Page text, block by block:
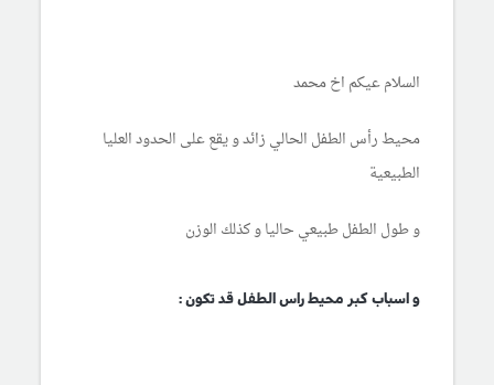
السلام عيكم اخ محمد
محيط رأس الطفل الحالي زائد و يقع على الحدود العليا
الطبيعية
و طول الطفل طبيعي حاليا و كذلك الوزن
و اسباب كبر محيط راس الطفل قد تكون :